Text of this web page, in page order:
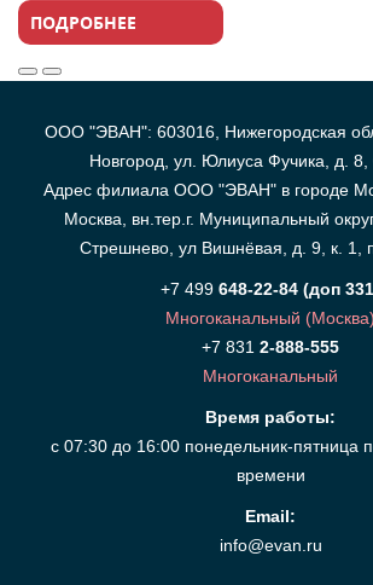
ПОДРОБНЕЕ
ООО "ЭВАН": 603016, Нижегородская
Новгород, ул. Юлиуса Фучика, д.
Адрес филиала ООО "ЭВАН" в городе
Москва, вн.тер.г. Муниципальный
Стрешнево, ул Вишнёвая, д. 9, к. 1,
+7 499 648-22-84 (доп
Многоканальный (Москва)
+7 831 2-888-555
Многоканальный
Время работы:
с 07:30 до 16:00 понедельник-пятница
времени
Email:
info@evan.ru